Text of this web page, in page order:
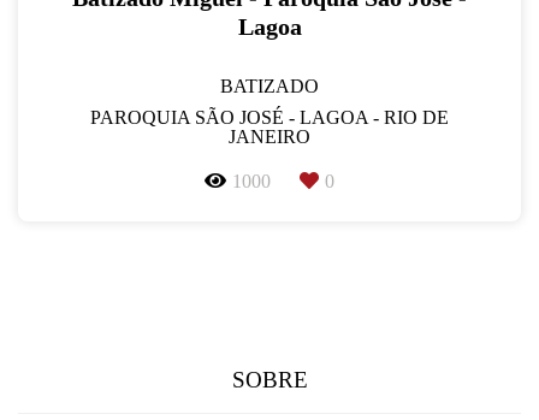
Lagoa
BATIZADO
PAROQUIA SÃO JOSÉ - LAGOA - RIO DE
JANEIRO
1000 0
SOBRE